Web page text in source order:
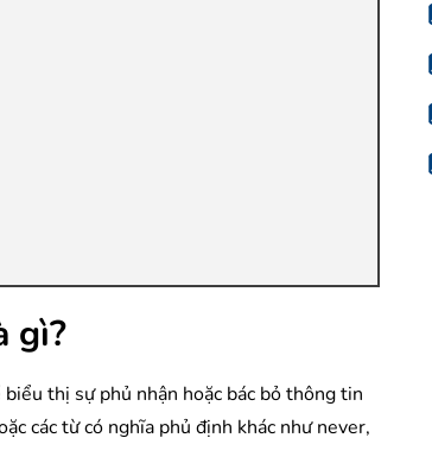
gì?
thị sự phủ nhận hoặc bác bỏ thông tin
các từ có nghĩa phủ định khác như never,